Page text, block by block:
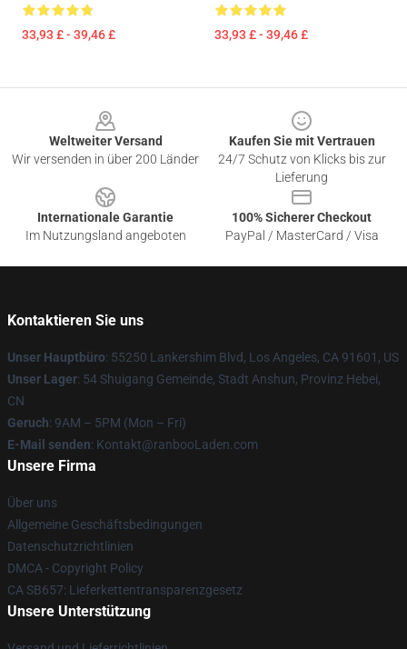
33,93 £ - 39,46 £ 33,93 £ - 39,46 £
Weltweiter Versand
Wir versenden in über 200 Länder
Kaufen Sie mit Vertrauen
24/7 Schutz von Klicks bis zur
Lieferung
Internationale Garantie
Im Nutzungsland angeboten
100% Sicherer Checkout
PayPal / MasterCard / Visa
Kontaktieren Sie uns
Unser Hauptbüro: 55250 Lankershim Blvd, Los Angeles, CA 91601, US
Unser Lager: 54 Shuigang Gemeinde, Stadt Anshun, Provinz Hebei,
CN
Geruch: 9AM – 5PM (Mon – Fri)
E-Mail senden: Kontakt@ranbooLaden.com
Unsere Firma
Über uns
Allgemeine Geschäftsbedingungen
Datenschutzrichtlinien
DMCA - Copyright Policy
CA SB657: Lieferkettentransparenzgesetz
Unsere Unterstützung